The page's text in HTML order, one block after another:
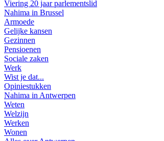
Viering 20 jaar parlementslid
Nahima in Brussel
Armoede
Gelijke kansen
Gezinnen
Pensioenen
Sociale zaken
Werk
Wist je dat...
Opiniestukken
Nahima in Antwerpen
Weten
Welzijn
Werken
Wonen